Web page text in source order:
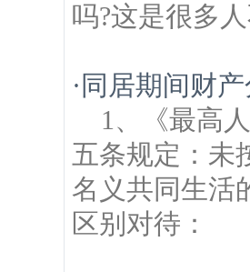
吗?这是很多
· 同居期间财
1、《最高
五条规定：未
名义共同生活
区别对待：